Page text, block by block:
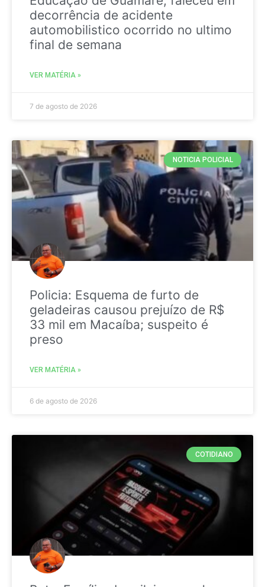
decorrência de acidente
automobilistico ocorrido no ultimo
final de semana
VER MATÉRIA »
7 de agosto de 2026
NOTICIA POLICIAL
Policia: Esquema de furto de
geladeiras causou prejuízo de R$
33 mil em Macaíba; suspeito é
preso
VER MATÉRIA »
6 de agosto de 2026
COTIDIANO